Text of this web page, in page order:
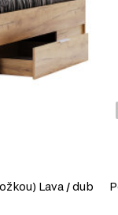
Lava / dub